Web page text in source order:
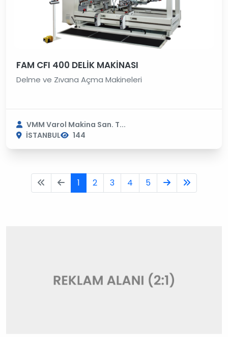
FAM CFI 400 DELİK MAKİNASI
Delme ve Zıvana Açma Makineleri
VMM Varol Makina San. T...
İSTANBUL
144
1 2 3 4 5